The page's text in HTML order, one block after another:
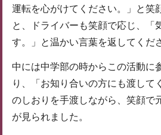
運転を心がけてください。」と笑
と、ドライバーも笑顔で応じ、「
す。」と温かい言葉を返してくだ
中には中学部の時からこの活動に
り、「お知り合いの方にも渡して
のしおりを手渡しながら、笑顔で
が見られました。